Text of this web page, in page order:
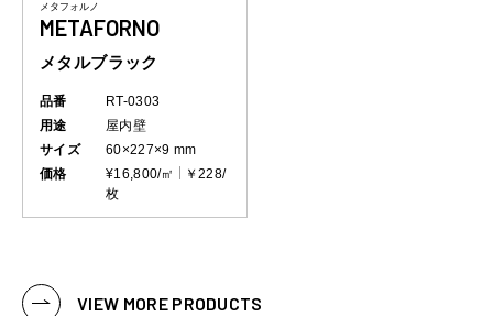
メタフォルノ
METAFORNO
メタルブラック
品番
RT-0303
用途
屋内壁
サイズ
60×227×9 mm
価格
¥16,800/㎡
￥228/
枚
VIEW MORE PRODUCTS